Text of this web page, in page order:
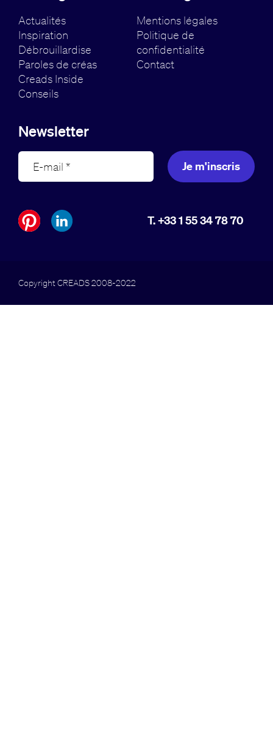
Actualités
Inspiration
Débrouillardise
Paroles de créas
Creads Inside
Conseils
Mentions légales
Politique de
confidentialité
Contact
Newsletter
Je m'inscris
T. +33 1 55 34 78 70
Copyright CREADS 2008-2022